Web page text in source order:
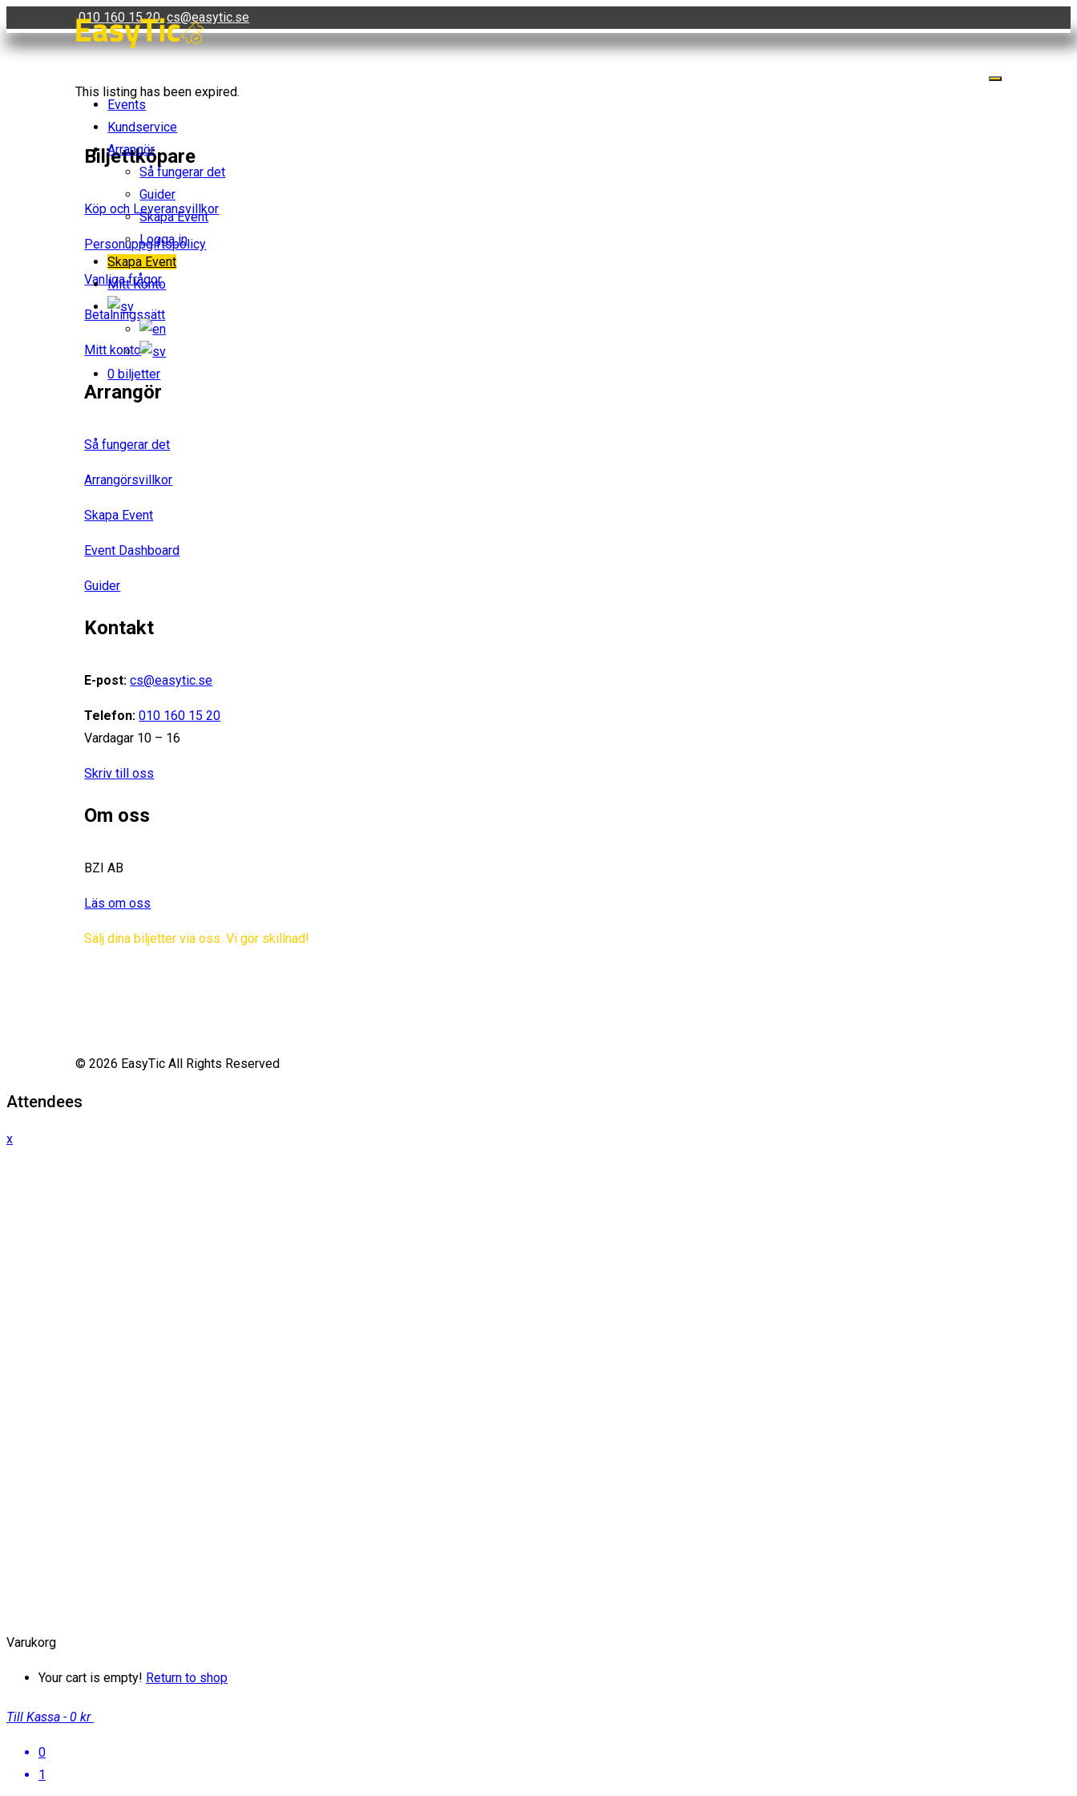
010 160 15 20 cs@easytic.se
Events
Kundservice
Arrangör
Så fungerar det
Guider
Skapa Event
Logga in
Skapa Event
Mitt Konto
0 biljetter
This listing has been expired.
Biljettköpare
Köp och Leveransvillkor
Personuppgiftspolicy
Vanliga frågor
Betalningssätt
Mitt konto
Arrangör
Så fungerar det
Arrangörsvillkor
Skapa Event
Event Dashboard
Guider
Kontakt
E-post:cs@easytic.se
Telefon: 010 160 15 20
Vardagar 10 – 16
Skriv till oss
Om oss
BZI AB
Läs om oss
Sälj dina biljetter via oss. Vi gör skillnad!
© 2026 EasyTic All Rights Reserved
Attendees
x
Varukorg
Your cart is empty! Return to shop
Till Kassa - 0 kr
0
1